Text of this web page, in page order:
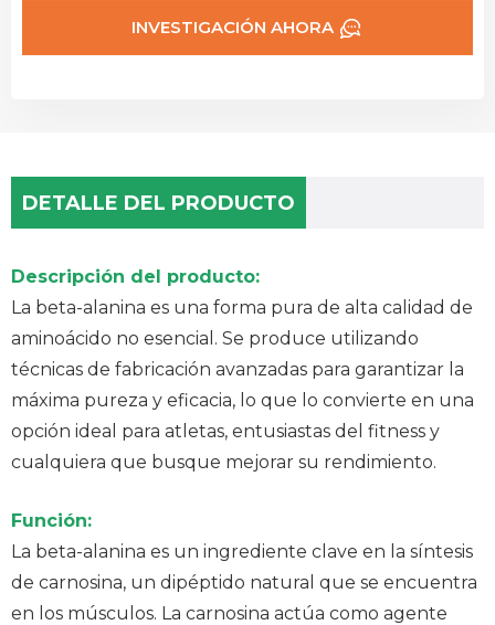
INVESTIGACIÓN AHORA
DETALLE DEL PRODUCTO
Descripción del producto:
La beta-alanina es una forma pura de alta calidad de
aminoácido no esencial. Se produce utilizando
técnicas de fabricación avanzadas para garantizar la
máxima pureza y eficacia, lo que lo convierte en una
opción ideal para atletas, entusiastas del fitness y
cualquiera que busque mejorar su rendimiento.
Función:
La beta-alanina es un ingrediente clave en la síntesis
de carnosina, un dipéptido natural que se encuentra
en los músculos. La carnosina actúa como agente